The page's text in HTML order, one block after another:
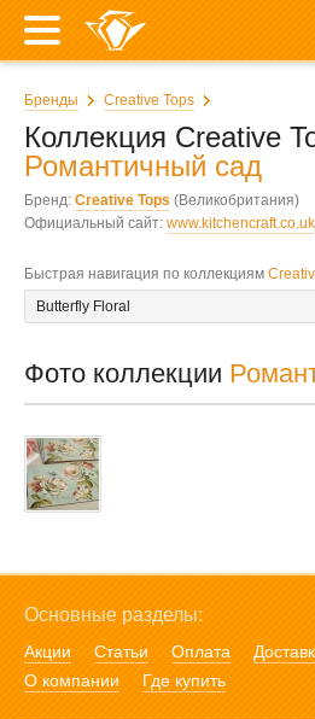
Бренды Creative Tops
Коллекция Creative
Романтичный сад
Бренд: Creative Tops (Великобритания)
Официальный сайт: www.kitchencraft.co.uk
Быстрая навигация по коллекциям
Фото коллекции
Основные разделы:
Акции Статьи Оплата
О компании
Где купить